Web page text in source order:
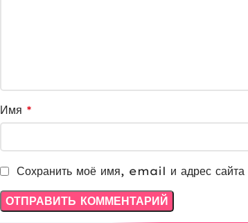
Имя *
Сохранить моё имя, email и адрес сайта